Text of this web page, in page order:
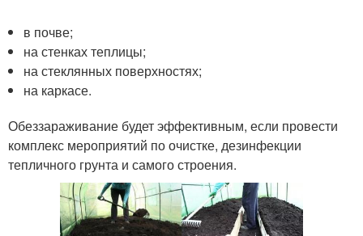
в почве;
на стенках теплицы;
на стеклянных поверхностях;
на каркасе.
Обеззараживание будет эффективным, если провести
комплекс мероприятий по очистке, дезинфекции
тепличного грунта и самого строения.